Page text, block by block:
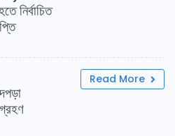
নির্বাচিত
Read More